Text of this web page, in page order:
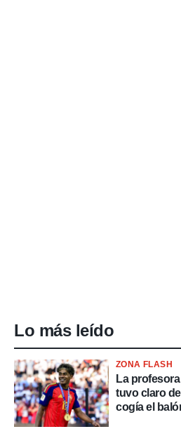
Lo más leído
ZONA FLASH
La
tuvo claro
cogía el